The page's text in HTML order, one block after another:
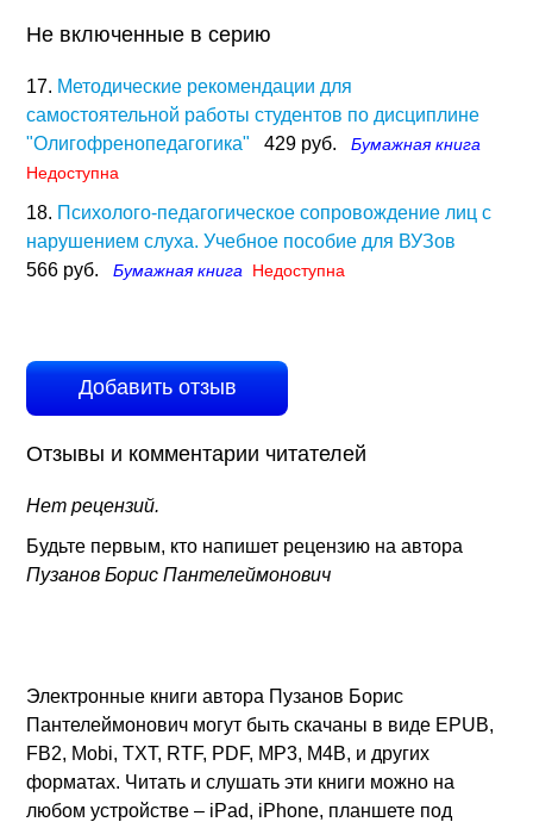
Не включенные в серию
17. Методические рекомендации для
самостоятельной работы студентов по дисциплине
"Олигофренопедагогика"
429 руб.
Бумажная книга
Недоступна
18. Психолого-педагогическое сопровождение лиц с
нарушением слуха. Учебное пособие для ВУЗов
566 руб.
Бумажная книга Недоступна
Добавить отзыв
Отзывы и комментарии читателей
Нет рецензий.
Будьте первым, кто напишет рецензию на автора
Пузанов Борис Пантелеймонович
Электронные книги автора Пузанов Борис
Пантелеймонович могут быть скачаны в виде EPUB,
FB2, Mobi, TXT, RTF, PDF, MP3, M4B, и других
форматах. Читать и слушать эти книги можно на
любом устройстве – iPad, iPhone, планшете под